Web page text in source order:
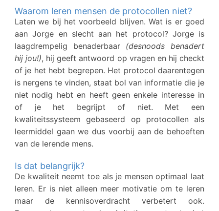
Waarom leren mensen de protocollen niet?
Laten we bij het voorbeeld blijven. Wat is er goed
aan Jorge en slecht aan het protocol? Jorge is
laagdrempelig benaderbaar (desnoods benadert
hij jou!), hij geeft antwoord op vragen en hij checkt
of je het hebt begrepen. Het protocol daarentegen
is nergens te vinden, staat bol van informatie die je
niet nodig hebt en heeft geen enkele interesse in
of je het begrijpt of niet. Met een
kwaliteitssysteem gebaseerd op protocollen als
leermiddel gaan we dus voorbij aan de behoeften
van de lerende mens.
Is dat belangrijk?
De kwaliteit neemt toe als je mensen optimaal laat
leren. Er is niet alleen meer motivatie om te leren
maar de kennisoverdracht verbetert ook.